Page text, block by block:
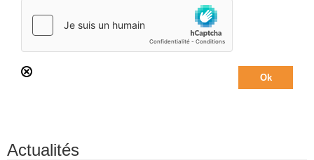
Actualités